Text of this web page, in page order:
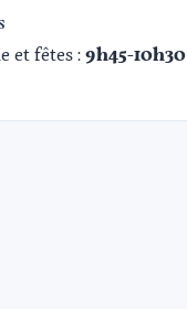
et fêtes :9h45-10h30